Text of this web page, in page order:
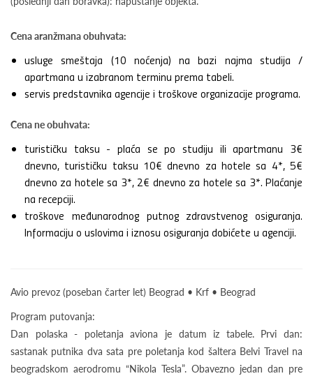
Cena aranžmana obuhvata:
usluge smeštaja (10 noćenja) na bazi najma studija /
apartmana u izabranom terminu prema tabeli.
servis predstavnika agencije i troškove organizacije programa.
Cena ne obuhvata:
turističku taksu - plaća se po studiju ili apartmanu 3€
dnevno, turističku taksu 10€ dnevno za hotele sa 4*, 5€
dnevno za hotele sa 3*, 2€ dnevno za hotele sa 3*. Plaćanje
na recepciji.
troškove međunarodnog putnog zdravstvenog osiguranja.
Informaciju o uslovima i iznosu osiguranja dobićete u agenciji.
Avio prevoz (poseban čarter let) Beograd • Krf • Beograd
Program putovanja:
Dan polaska - poletanja aviona je datum iz tabele. Prvi dan:
sastanak putnika dva sata pre poletanja kod šaltera Belvi Travel na
beogradskom aerodromu “Nikola Tesla”. Obavezno jedan dan pre